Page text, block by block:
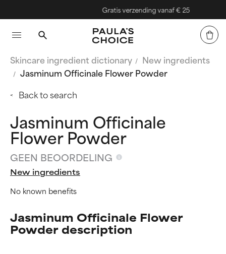
Gratis verzending vanaf € 25
Skincare ingredient dictionary
New ingredients
Jasminum Officinale Flower Powder
Back to search
Jasminum Officinale
Flower Powder
GEEN BEOORDELING
New ingredients
No known benefits
Jasminum Officinale Flower
Powder description